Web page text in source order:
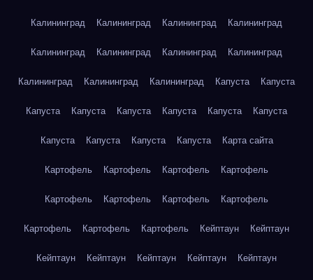
Калининград Калининград Калининград Калининград
Калининград Калининград Калининград Калининград
Калининград Калининград Калининград Капуста Капуста
Капуста Капуста Капуста Капуста Капуста Капуста
Капуста Капуста Капуста Капуста Карта сайта
Картофель Картофель Картофель Картофель
Картофель Картофель Картофель Картофель
Картофель Картофель Картофель Кейптаун Кейптаун
Кейптаун Кейптаун Кейптаун Кейптаун Кейптаун